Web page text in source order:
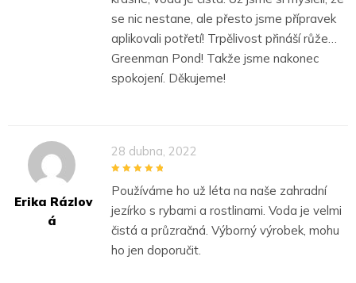
se nic nestane, ale přesto jsme přípravek
aplikovali potřetí! Trpělivost přináší růže…
Greenman Pond! Takže jsme nakonec
spokojení. Děkujeme!
Erika Rázlov
Á
28 dubna, 2022
Používáme ho už léta na naše zahradní
jezírko s rybami a rostlinami. Voda je velmi
čistá a průzračná. Výborný výrobek, mohu
ho jen doporučit.